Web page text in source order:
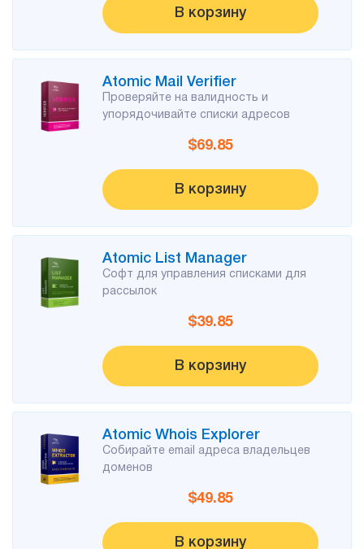
Atomic List Manager
Atomic
Email
Инструмент 6-в-1 для email маркетинга
Тестировать
В корзину
Atomic Mail Verifier
Проверяйте на валидность и
упорядочивайте списки адресов
$69.85
В корзину
Atomic List Manager
Софт для управления списками для
рассылок
$39.85
В корзину
Atomic Whois Explorer
Собирайте email адреса владельцев
доменов
$49.85
В корзину